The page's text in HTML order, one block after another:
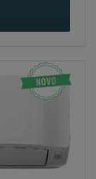
3 godine.
- pdf